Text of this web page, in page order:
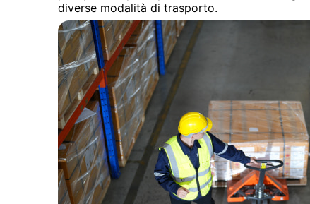
diverse modalità di trasporto.